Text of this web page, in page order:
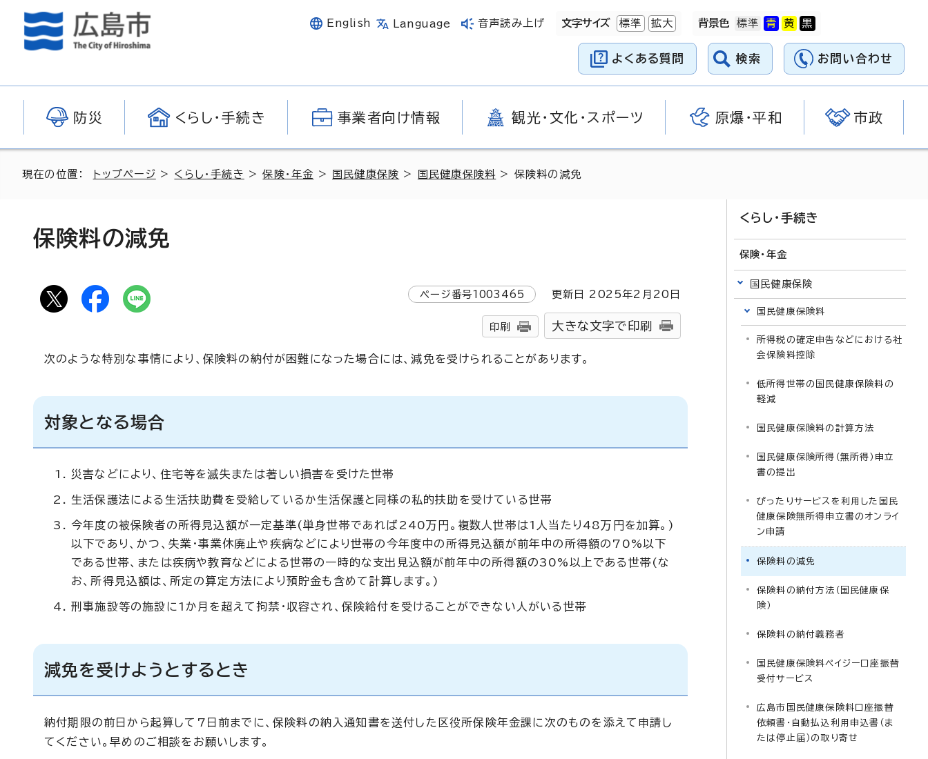
English Language 音声読み上げ 文字サイズ 標準 拡大 背景色
よくある質問 検索 お問い合わせ
防災 くらし・手続き 事業者向け情報 観光・文化・スポーツ 原爆・平和 市政
現在の位置： トップページ > くらし・手続き >保険・年金 > 国民健康保険 > 国民健康保険料 > 保険料の減免
保険料の減免
ページ番号1003465 更新日 2025年2月 20 日
印刷 大きな文字で印刷
次のような特別な事情により、保険料の納付が困難になった場合には、減免を受けられることがあります。
対象となる場合
災害などにより、住宅等を滅失または著しい損害を受けた世帯
生活保護法による生活扶助費を受給しているか生活保護と同様の私的扶助を受けている世帯
今年度の被保険者の所得見込額が一定基準(単身世帯であれば240万円。複数人世帯は1人当たり48万円を加算。)
以下であり、かつ、失業・事業休廃止や疾病などにより世帯の今年度中の所得見込額が前年中の所得額の70%以下
である世帯、または疾病や教育などによる世帯の一時的な支出見込額が前年中の所得額の30%以上である世帯(な
お、所得見込額は、所定の算定方法により預貯金も含めて計算します。)
刑事施設等の施設に1か月を超えて拘禁・収容され、保険給付を受けることができない人がいる世帯
減免を受けようとするとき
納付期限の前日から起算して7日前までに、保険料の納入通知書を送付した区役所保険年金課に次のものを添えて申請し
てください。早めのご相談をお願いします。
くらし・手続き
保険・年金
国民健康保険
国民健康保険料
所得税の確定申告などにおける社
会保険料控除
低所得世帯の国民健康保険料の
軽減
国民健康保険料の計算方法
国民健康保険所得（無所得）申立
書の提出
ぴったりサービスを利用した国民
健康保険無所得申立書のオンライ
ン申請
保険料の減免
保険料の納付方法（国民健康保
険）
保険料の納付義務者
国民健康保険料ペイジー口座振替
受付サービス
広島市国民健康保険料口座振替
依頼書・自動払込利用申込書（ま
たは停止届）の取り寄せ